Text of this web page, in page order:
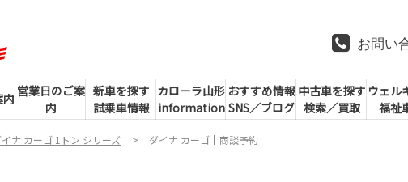
お問い
営業日のご案
内
新車を探す
試乗車情報
カローラ山形
information
おすすめ情報
SNS／ブログ
中古車を探す
検索／買取
ウェル
福祉
イナ カーゴ 1トン シリーズ ダイナ カーゴ┃商談予約